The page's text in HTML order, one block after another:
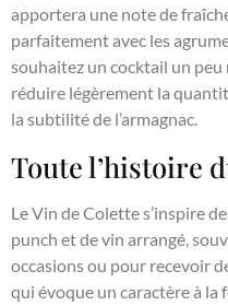
apportera une note de
parfaitement avec les
souhaitez un cocktail un peu
réduire légèrement la
la subtilité de l’armagnac.
Toute l’histoire
Le Vin de Colette s’inspire
punch et de vin arrangé,
occasions ou pour recevoir
qui évoque un caractère à la